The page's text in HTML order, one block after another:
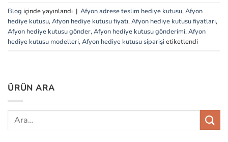
Blog içinde yayınlandı | Afyon adrese teslim hediye kutusu,Afyon
hediye kutusu,Afyon hediye kutusu fiyatı,Afyon hediye kutusu fiyatları,
Afyon hediye kutusu gönder,Afyon hediye kutusu gönderimi,Afyon
hediye kutusu modelleri,Afyon hediye kutusu siparişi etiketlendi
ÜRÜN ARA